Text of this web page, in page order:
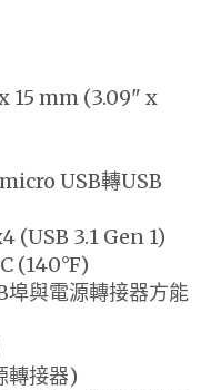
15 mm (3.09" x
USB轉USB
(USB 3.1 Gen 1)
(140°F)
埠與電源轉接器方能
轉接器)